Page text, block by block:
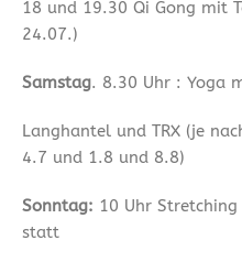
18 und 19.30 Qi Gong mit
24.07.)
Samstag. 8.30 Uhr : Yoga
Langhantel und TRX (je
4.7 und 1.8 und 8.8)
Sonntag: 10 Uhr
statt